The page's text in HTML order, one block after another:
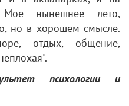
Мое нынешнее лето,
но в хорошем смысле.
отдых, общение,
психологии и